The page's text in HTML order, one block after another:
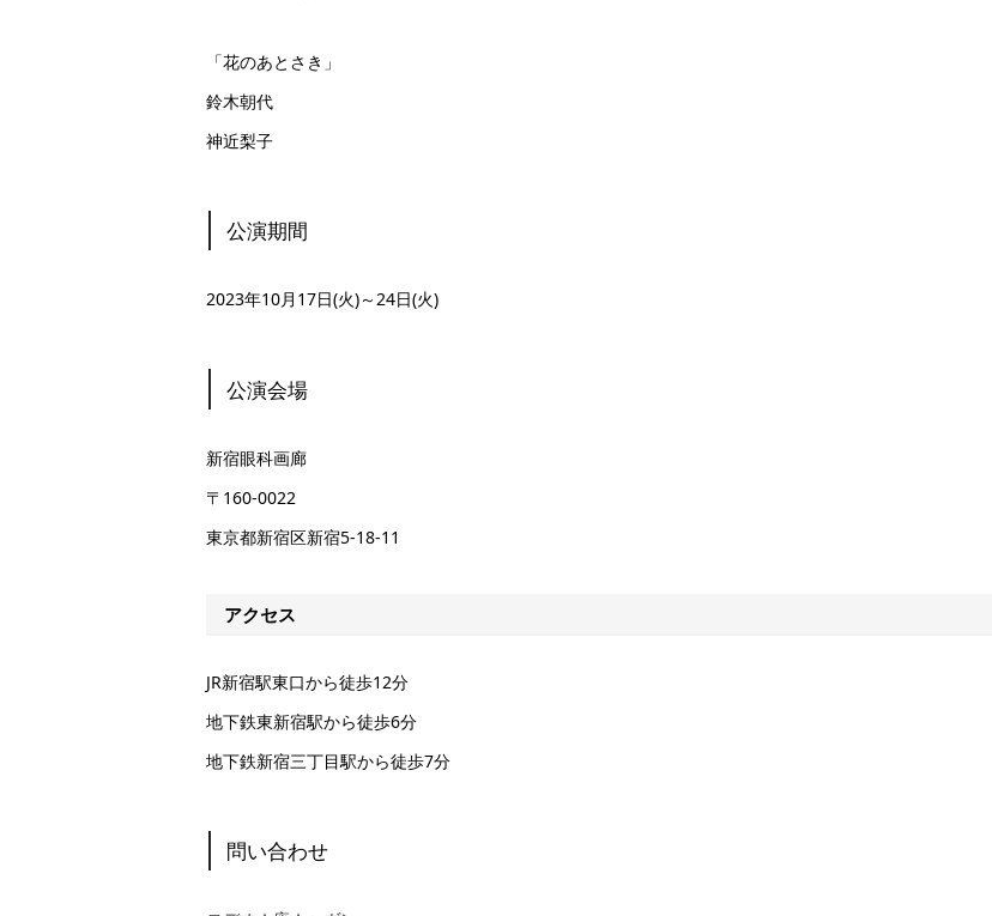
「花のあとさき」
鈴木朝代
神近梨子
公演期間
2023年10月17日(火)～24日(火)
公演会場
新宿眼科画廊
〒160-0022
東京都新宿区新宿5-18-11
アクセス
JR新宿駅東口から徒歩12分
地下鉄東新宿駅から徒歩6分
地下鉄新宿三丁目駅から徒歩7分
問い合わせ